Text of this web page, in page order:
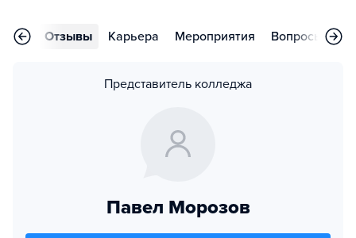
Отзывы Карьера Мероприятия Вопросы
Представитель колледжа
Павел Морозов